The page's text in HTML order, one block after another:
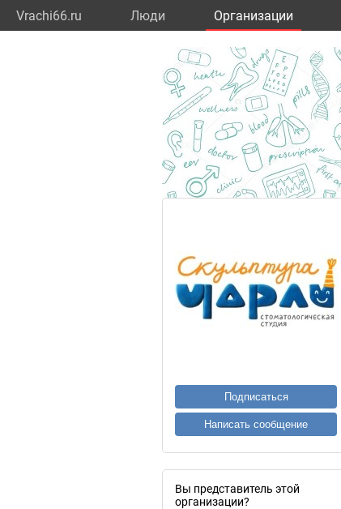
Vrachi66.ru Люди Организации
Подписаться
Написать сообщение
Вы представитель этой
организации?